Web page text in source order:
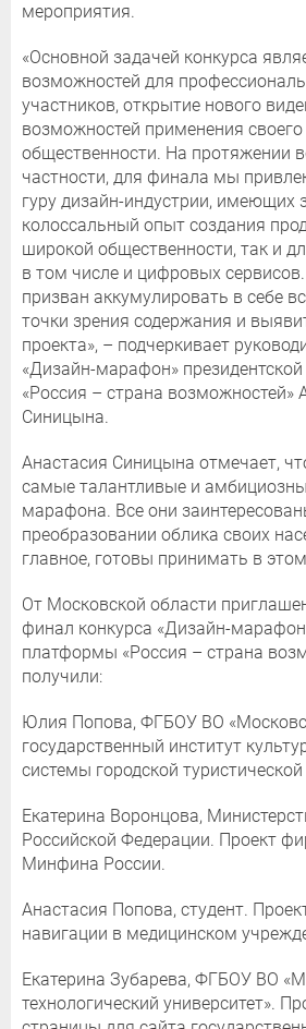
мероприятия.
«Основной задачей конкурса
возможностей для
участников, открытие нового
возможностей применения
общественности. На протяжении
частности, для финала мы
гуру дизайн-индустрии, имеющих
колоссальный опыт создания
широкой общественности, так и
в том числе и цифровых
призван аккумулировать в себе
точки зрения содержания и
проекта», – подчеркивает
«Дизайн-марафон»
«Россия – страна возможностей»
Синицына.
Анастасия Синицына отмечает,
самые талантливые и
марафона. Все они
преобразовании облика своих
главное, готовы принимать в
От Московской области
финал конкурса «Дизайн-
платформы «Россия – страна
получили:
Юлия Попова, ФГБОУ ВО
государственный институт
системы городской
Екатерина Воронцова,
Российской Федерации. Проект
Минфина России.
Анастасия Попова, студент.
навигации в медицинском
Екатерина Зубарева, ФГБОУ ВО
технологический университет».